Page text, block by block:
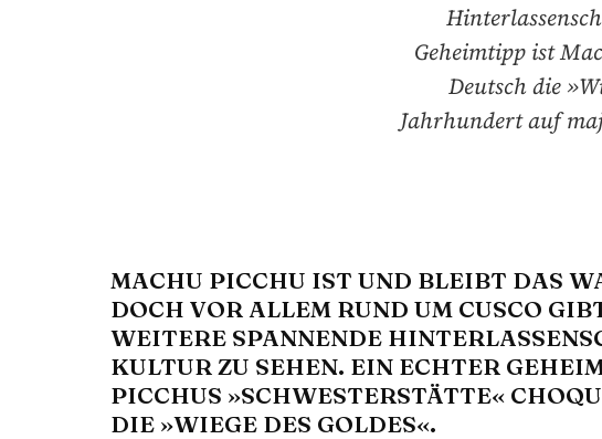
Geheimtipp ist
Deutsch die
Jahrhundert auf
MACHU PICCHU IST UND BLEIBT DAS
DOCH VOR ALLEM RUND UM CUSCO
WEITERE SPANNENDE
KULTUR ZU SEHEN. EIN ECHTER
PICCHUS »SCHWESTERSTÄTTE«
DIE »WIEGE DES GOLDES«.